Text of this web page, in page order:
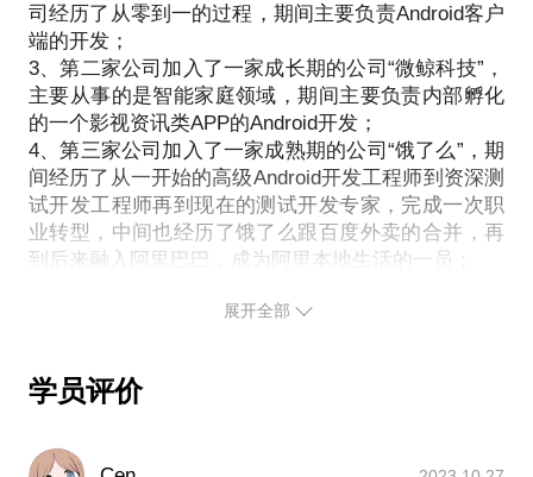
司经历了从零到一的过程，期间主要负责Android客户
端的开发；
3、第二家公司加入了一家成长期的公司“微鲸科技”，
主要从事的是智能家庭领域，期间主要负责内部孵化
的一个影视资讯类APP的Android开发；
4、第三家公司加入了一家成熟期的公司“饿了么”，期
间经历了从一开始的高级Android开发工程师到资深测
试开发工程师再到现在的测试开发专家，完成一次职
业转型，中间也经历了饿了么跟百度外卖的合并，再
到后来融入阿里巴巴，成为阿里本地生活的一员；
哩”，期间带领十人左右的团队从0到1建设了终端实验
展开全部
学员评价